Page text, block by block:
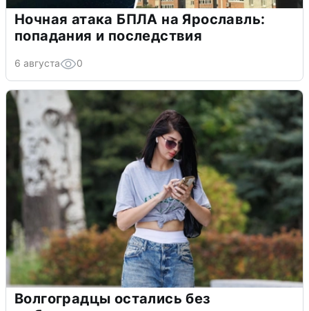
Ночная атака БПЛА на Ярославль:
попадания и последствия
6 августа 0
Волгоградцы остались без